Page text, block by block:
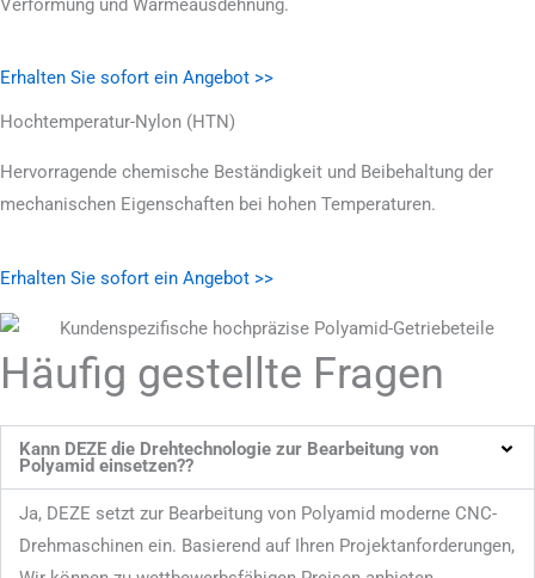
Verformung und Wärmeausdehnung.
Erhalten Sie sofort ein Angebot >>
Hochtemperatur-Nylon (HTN)
Hervorragende chemische Beständigkeit und Beibehaltung der
mechanischen Eigenschaften bei hohen Temperaturen.
Erhalten Sie sofort ein Angebot >>
Häufig gestellte Fragen
Kann DEZE die Drehtechnologie zur Bearbeitung von
Polyamid einsetzen??
Ja, DEZE setzt zur Bearbeitung von Polyamid moderne CNC-
Drehmaschinen ein. Basierend auf Ihren Projektanforderungen,